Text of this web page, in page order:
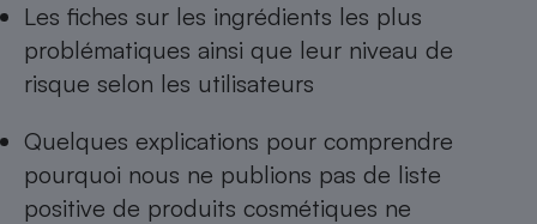
Les fiches sur les ingrédients les plus
problématiques ainsi que leur niveau de
risque selon les utilisateurs
Quelques explications pour comprendre
pourquoi nous ne publions pas de liste
positive de produits cosmétiques ne